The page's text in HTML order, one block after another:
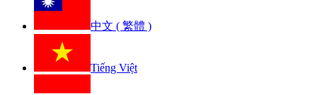
中文 ( 繁體 )
Tiếng Việt